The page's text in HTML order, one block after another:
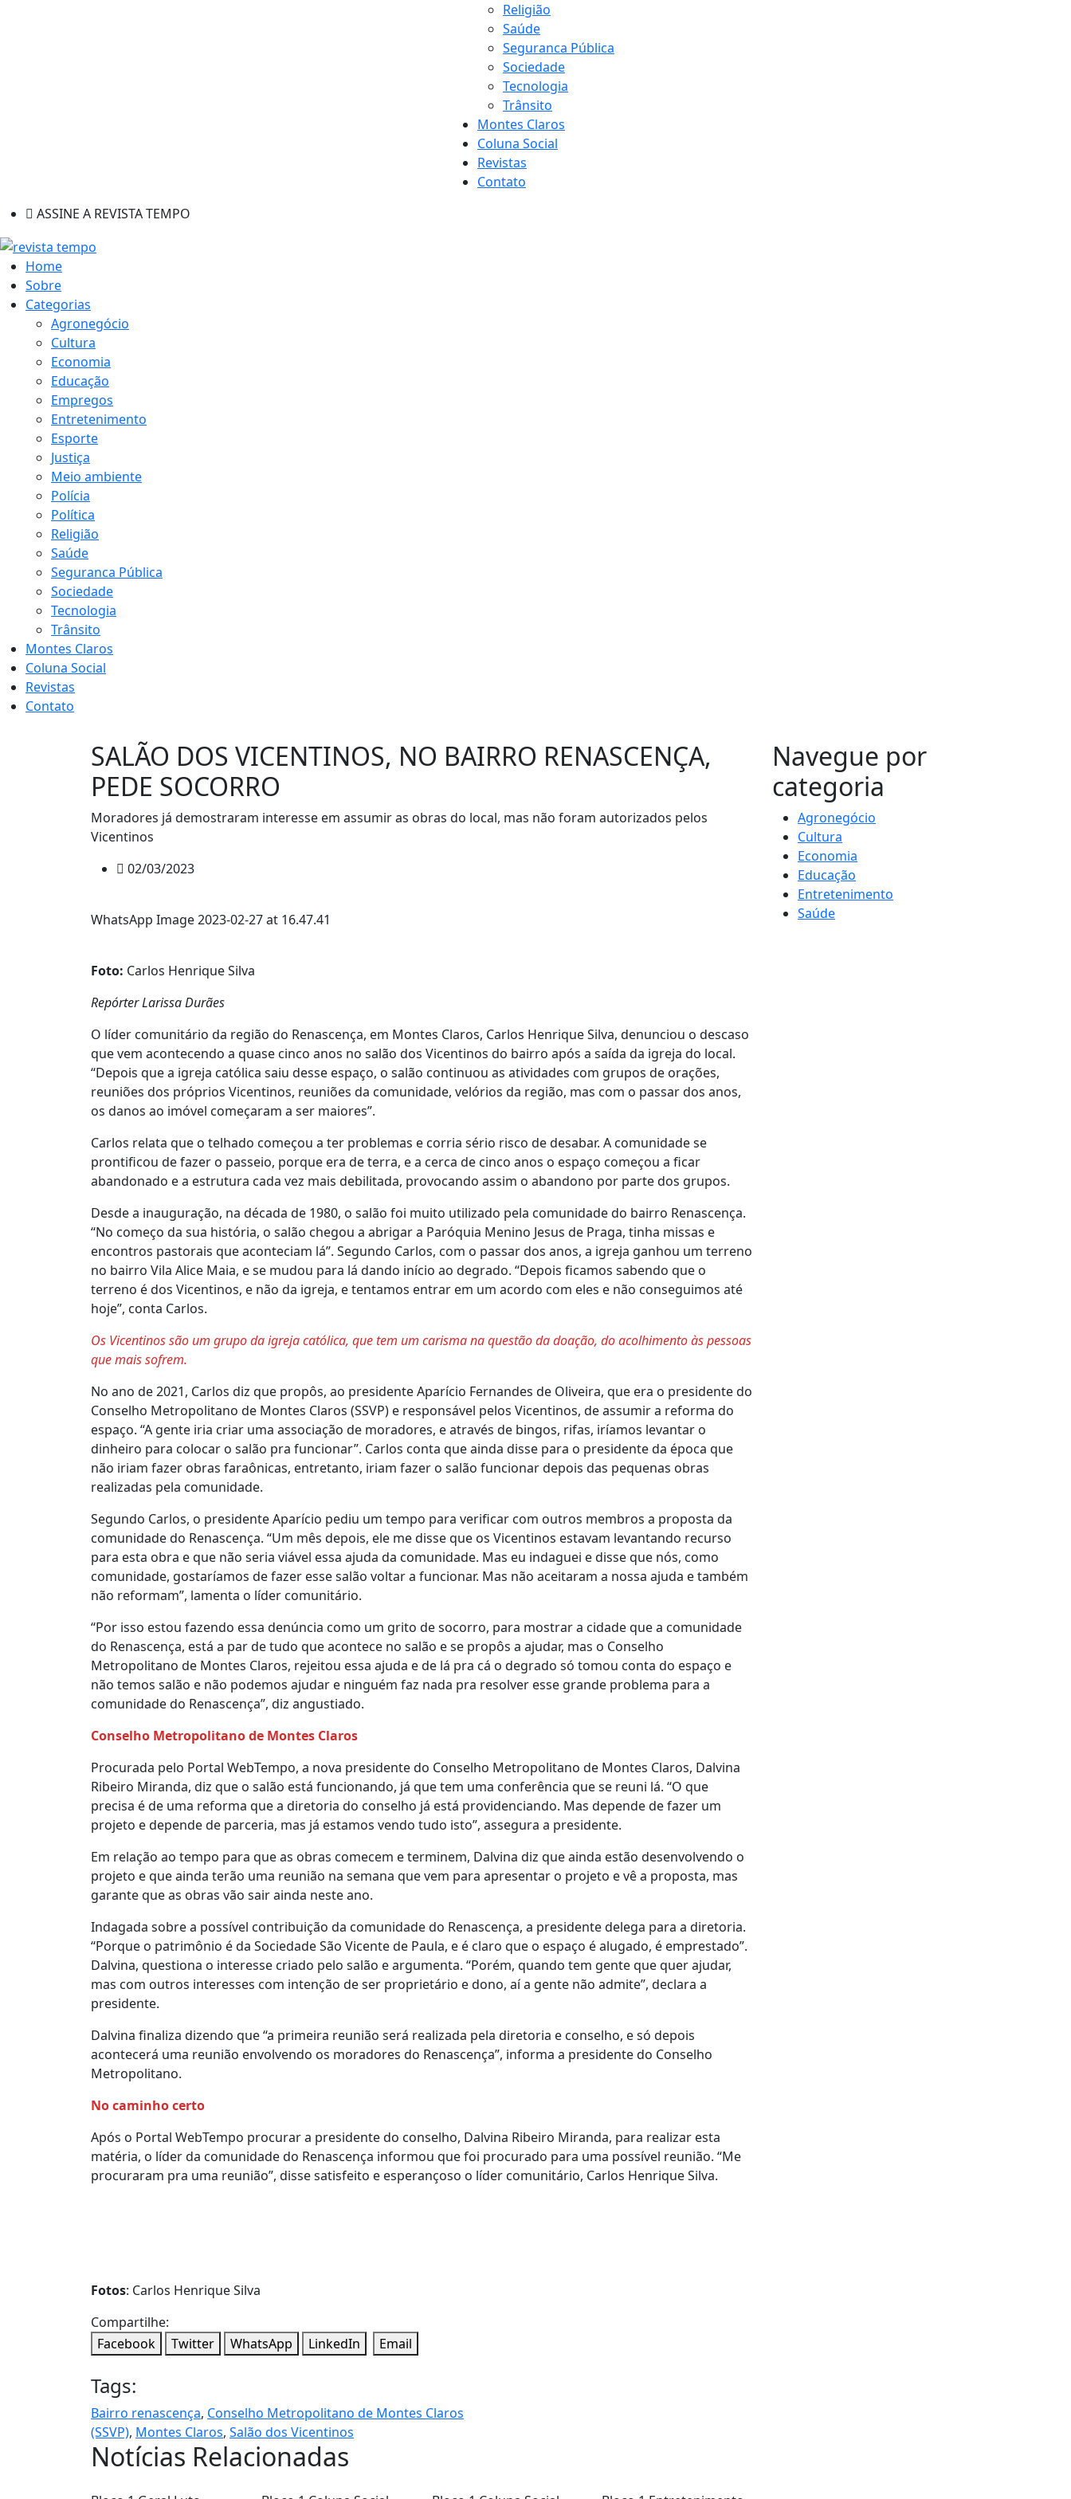
Religião
Saúde
Seguranca Pública
Sociedade
Tecnologia
Trânsito
Montes Claros
Coluna Social
Revistas
Contato
ASSINE A REVISTA TEMPO
Home
Sobre
Categorias
Agronegócio
Cultura
Economia
Educação
Empregos
Entretenimento
Esporte
Justiça
Meio ambiente
Polícia
Política
Religião
Saúde
Seguranca Pública
Sociedade
Tecnologia
Trânsito
Montes Claros
Coluna Social
Revistas
Contato
SALÃO DOS VICENTINOS, NO BAIRRO RENASCENÇA,
PEDE SOCORRO
Moradores já demostraram interesse em assumir as obras do local, mas não foram autorizados pelos
Vicentinos
02/03/2023
WhatsApp Image 2023-02-27 at 16.47.41
Foto: Carlos Henrique Silva
Repórter Larissa Durães
O líder comunitário da região do Renascença, em Montes Claros, Carlos Henrique Silva, denunciou o descaso
que vem acontecendo a quase cinco anos no salão dos Vicentinos do bairro após a saída da igreja do local.
“Depois que a igreja católica saiu desse espaço, o salão continuou as atividades com grupos de orações,
reuniões dos próprios Vicentinos, reuniões da comunidade, velórios da região, mas com o passar dos anos,
os danos ao imóvel começaram a ser maiores”.
Carlos relata que o telhado começou a ter problemas e corria sério risco de desabar. A comunidade se
prontificou de fazer o passeio, porque era de terra, e a cerca de cinco anos o espaço começou a ficar
abandonado e a estrutura cada vez mais debilitada, provocando assim o abandono por parte dos grupos.
Desde a inauguração, na década de 1980, o salão foi muito utilizado pela comunidade do bairro Renascença.
“No começo da sua história, o salão chegou a abrigar a Paróquia Menino Jesus de Praga, tinha missas e
encontros pastorais que aconteciam lá”. Segundo Carlos, com o passar dos anos, a igreja ganhou um terreno
no bairro Vila Alice Maia, e se mudou para lá dando início ao degrado. “Depois ficamos sabendo que o
terreno é dos Vicentinos, e não da igreja, e tentamos entrar em um acordo com eles e não conseguimos até
hoje”, conta Carlos.
Os Vicentinos são um grupo da igreja católica, que tem um carisma na questão da doação, do acolhimento às pessoas
que mais sofrem.
No ano de 2021, Carlos diz que propôs, ao presidente Aparício Fernandes de Oliveira, que era o presidente do
Conselho Metropolitano de Montes Claros (SSVP) e responsável pelos Vicentinos, de assumir a reforma do
espaço. “A gente iria criar uma associação de moradores, e através de bingos, rifas, iríamos levantar o
dinheiro para colocar o salão pra funcionar”. Carlos conta que ainda disse para o presidente da época que
não iriam fazer obras faraônicas, entretanto, iriam fazer o salão funcionar depois das pequenas obras
realizadas pela comunidade.
Segundo Carlos, o presidente Aparício pediu um tempo para verificar com outros membros a proposta da
comunidade do Renascença. “Um mês depois, ele me disse que os Vicentinos estavam levantando recurso
para esta obra e que não seria viável essa ajuda da comunidade. Mas eu indaguei e disse que nós, como
comunidade, gostaríamos de fazer esse salão voltar a funcionar. Mas não aceitaram a nossa ajuda e também
não reformam”, lamenta o líder comunitário.
“Por isso estou fazendo essa denúncia como um grito de socorro, para mostrar a cidade que a comunidade
do Renascença, está a par de tudo que acontece no salão e se propôs a ajudar, mas o Conselho
Metropolitano de Montes Claros, rejeitou essa ajuda e de lá pra cá o degrado só tomou conta do espaço e
não temos salão e não podemos ajudar e ninguém faz nada pra resolver esse grande problema para a
comunidade do Renascença”, diz angustiado.
Conselho Metropolitano de Montes Claros
Procurada pelo Portal WebTempo, a nova presidente do Conselho Metropolitano de Montes Claros, Dalvina
Ribeiro Miranda, diz que o salão está funcionando, já que tem uma conferência que se reuni lá. “O que
precisa é de uma reforma que a diretoria do conselho já está providenciando. Mas depende de fazer um
projeto e depende de parceria, mas já estamos vendo tudo isto”, assegura a presidente.
Em relação ao tempo para que as obras comecem e terminem, Dalvina diz que ainda estão desenvolvendo o
projeto e que ainda terão uma reunião na semana que vem para apresentar o projeto e vê a proposta, mas
garante que as obras vão sair ainda neste ano.
Indagada sobre a possível contribuição da comunidade do Renascença, a presidente delega para a diretoria.
“Porque o patrimônio é da Sociedade São Vicente de Paula, e é claro que o espaço é alugado, é emprestado”.
Dalvina, questiona o interesse criado pelo salão e argumenta. “Porém, quando tem gente que quer ajudar,
mas com outros interesses com intenção de ser proprietário e dono, aí a gente não admite”, declara a
presidente.
Dalvina finaliza dizendo que “a primeira reunião será realizada pela diretoria e conselho, e só depois
acontecerá uma reunião envolvendo os moradores do Renascença”, informa a presidente do Conselho
Metropolitano.
No caminho certo
Após o Portal WebTempo procurar a presidente do conselho, Dalvina Ribeiro Miranda, para realizar esta
matéria, o líder da comunidade do Renascença informou que foi procurado para uma possível reunião. “Me
procuraram pra uma reunião”, disse satisfeito e esperançoso o líder comunitário, Carlos Henrique Silva.
Fotos: Carlos Henrique Silva
Compartilhe:
Facebook
Twitter WhatsApp LinkedIn Email
Tags:
Bairro renascença, Conselho Metropolitano de Montes Claros
(SSVP), Montes Claros, Salão dos Vicentinos
Notícias Relacionadas
MAIS VISTOS
Navegue por
categoria
Agronegócio
Cultura
Economia
Educação
Entretenimento
Saúde